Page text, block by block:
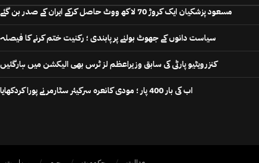
مسعود پزشکیان ایک کروڑ 70 لاکھ ووٹ حاصل کرکے ایران کے صدر بن گئے
سیاست دانوں کے جھوٹ بولنے پر پابندی ؛ رکنیت ختم کرنے کا فیصلہ
کنزرویٹیو پارٹی کی سابق وزیراعظم لز ٹرس بھی الیکشن میں ہارگئیں
اب کی بار 400 پار ؛ مودی کانعرہ سرکیئر سٹارمر نے پورا کردکھایا